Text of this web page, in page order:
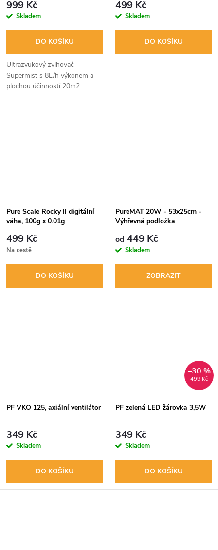
999 Kč
Skladem
DO KOŠÍKU
Ultrazvukový zvlhovač
Supermist s 8L/h výkonem a
plochou účinností 20m2.
Automatické vypnutí po
499 Kč
Skladem
DO KOŠÍKU
Pure Scale Rocky II digitální
váha, 100g x 0.01g
499 Kč
Na cestě
DO KOŠÍKU
PureMAT 20W - 53x25cm -
Výhřevná podložka
od 449 Kč
Skladem
ZOBRAZIT
PF VKO 125, axiální ventilátor
349 Kč
Skladem
DO KOŠÍKU
499 Kč
–30 %
PF zelená LED žárovka 3,5W
349 Kč
Skladem
DO KOŠÍKU